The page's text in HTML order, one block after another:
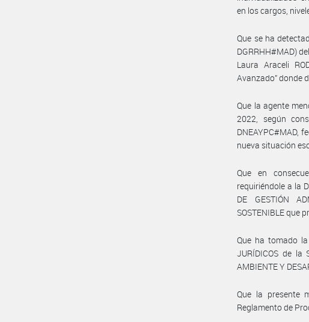
en los cargos,
Que se ha
DGRRHH#MAD)
Laura Araceli
Avanzado” donde
Que la agente
2022, según
DNEAYPC#MAD,
nueva situación
Que en
requiriéndole a la
DE GESTIÓN
SOSTENIBLE que
Que ha tomado la
JURÍDICOS de la
AMBIENTE Y
Que la presente
Reglamento de